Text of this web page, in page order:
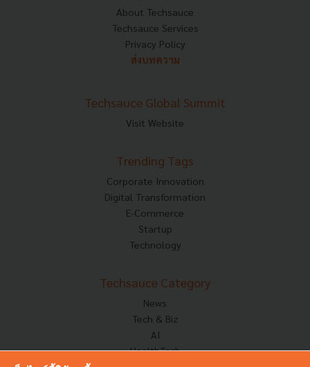
About Techsauce
Techsauce Services
Privacy Policy
ส่งบทความ
Techsauce Global Summit
Visit Website
Trending Tags
Corporate Innovation
Digital Transformation
E-Commerce
Startup
Technology
Techsauce Category
News
Tech & Biz
AI
HealthTech